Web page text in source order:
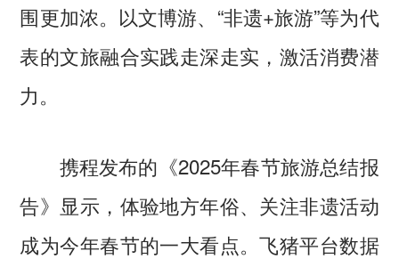
围更加浓。以文博游、“非遗+旅游”等为代
表的文旅融合实践走深走实，激活消费潜
力。
携程发布的《2025年春节旅游总结报
告》显示，体验地方年俗、关注非遗活动
成为今年春节的一大看点。飞猪平台数据